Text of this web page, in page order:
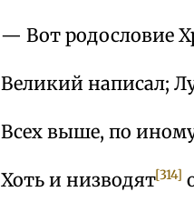
— Вот родословие
Великий написал;
Всех выше, по
Хоть и низводят[314]